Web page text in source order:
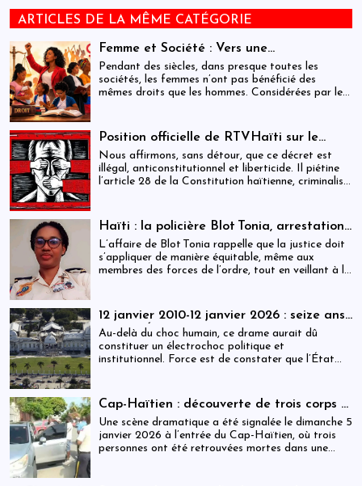
ARTICLES DE LA MÊME CATÉGORIE
Femme et Société : Vers une
compréhension sociohistorique de
l’émancipation des femmes à travers le
monde.
Pendant des siècles, dans presque toutes les
sociétés, les femmes n’ont pas bénéficié des
mêmes droits que les hommes. Considérées par les
domaines de l’éducation, du travail, de la politique
et de la famille. Ce combat, principalement initié
par les femmes occidentales, s’est étendu dans les
dernières décennies au monde entier. Il n’est pas
terminé : des millions de femmes doivent encore
participer à la vie politique.
Position officielle de RTVHaïti sur le
décret du 31 décembre 2025
Nous affirmons, sans détour, que ce décret est
illégal, anticonstitutionnel et liberticide. Il piétine
l’article 28 de la Constitution haïtienne, criminalise
démocratie : la presse.
Haïti : la policière Blot Tonia, arrestation
et accouchement en détention
L’affaire de Blot Tonia rappelle que la justice doit
s’appliquer de manière équitable, même aux
membres des forces de l’ordre, tout en veillant à la
12 janvier 2010-12 janvier 2026 : seize ans
après, l’État haïtien face à son échec
Au-delà du choc humain, ce drame aurait dû
constituer un électrochoc politique et
institutionnel. Force est de constater que l’État
Cap-Haïtien : découverte de trois corps à
l’intérieur d’un véhicule
Une scène dramatique a été signalée le dimanche 5
janvier 2026 à l’entrée du Cap-Haïtien, où trois
personnes ont été retrouvées mortes dans une